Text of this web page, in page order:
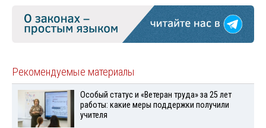
Рекомендуемые материалы
Особый статус и «Ветеран труда» за 25 лет
работы: какие меры поддержки получили
учителя